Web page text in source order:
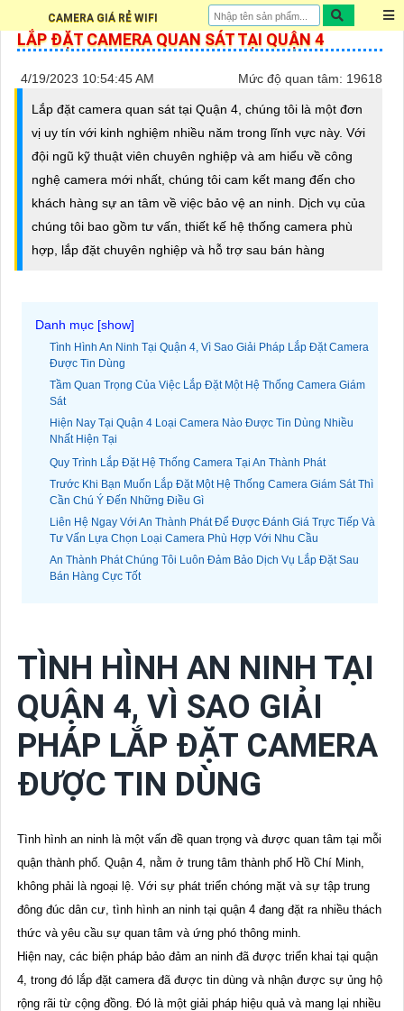
CAMERA GIÁ RẺ WIFI
LẮP ĐẶT CAMERA QUAN SÁT TẠI QUẬN 4
4/19/2023 10:54:45 AM Mức độ quan tâm: 19618
Lắp đặt camera quan sát tại Quận 4, chúng tôi là một đơn
vị uy tín với kinh nghiệm nhiều năm trong lĩnh vực này. Với
đội ngũ kỹ thuật viên chuyên nghiệp và am hiểu về công
nghệ camera mới nhất, chúng tôi cam kết mang đến cho
khách hàng sự an tâm về việc bảo vệ an ninh. Dịch vụ của
chúng tôi bao gồm tư vấn, thiết kế hệ thống camera phù
hợp, lắp đặt chuyên nghiệp và hỗ trợ sau bán hàng
Tình Hình An Ninh Tại Quận 4, Vì Sao Giải Pháp Lắp Đặt Camera
Được Tin Dùng
Tầm Quan Trọng Của Việc Lắp Đặt Một Hệ Thống Camera Giám
Sát
Hiện Nay Tại Quận 4 Loại Camera Nào Được Tin Dùng Nhiều
Nhất Hiện Tại
Quy Trình Lắp Đặt Hệ Thống Camera Tại An Thành Phát
Trước Khi Bạn Muốn Lắp Đặt Một Hệ Thống Camera Giám Sát Thì
Cần Chú Ý Đến Những Điều Gì
Liên Hệ Ngay Với An Thành Phát Để Được Đánh Giá Trực Tiếp Và
Tư Vấn Lựa Chọn Loại Camera Phù Hợp Với Nhu Cầu
An Thành Phát Chúng Tôi Luôn Đảm Bảo Dịch Vụ Lắp Đặt Sau
Bán Hàng Cực Tốt
TÌNH HÌNH AN NINH TẠI
QUẬN 4, VÌ SAO GIẢI
PHÁP LẮP ĐẶT CAMERA
ĐƯỢC TIN DÙNG
Tình hình an ninh là một vấn đề quan trọng và được quan tâm tại mỗi
quận thành phố. Quận 4, nằm ở trung tâm thành phố Hồ Chí Minh,
không phải là ngoại lệ. Với sự phát triển chóng mặt và sự tập trung
đông đúc dân cư, tình hình an ninh tại quận 4 đang đặt ra nhiều thách
thức và yêu cầu sự quan tâm và ứng phó thông minh.
Hiện nay, các biện pháp bảo đảm an ninh đã được triển khai tại quận
4, trong đó lắp đặt camera đã được tin dùng và nhận được sự ủng hộ
rộng rãi từ cộng đồng. Đó là một giải pháp hiệu quả và mang lại nhiều